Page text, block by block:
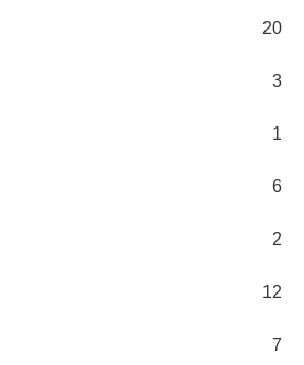
20
3
1
6
2
12
7